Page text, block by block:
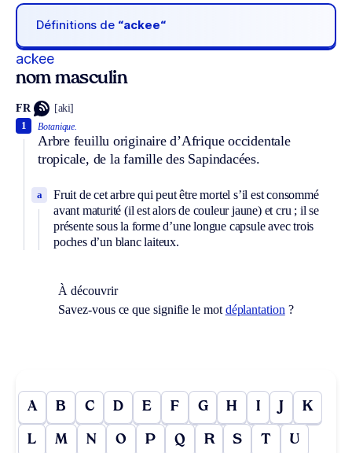
Définitions de “ackee“
ackee
nom masculin
FR [aki]
Botanique.
Arbre feuillu originaire d’Afrique occidentale
tropicale, de la famille des Sapindacées.
1
Fruit de cet arbre qui peut être mortel s’il est consommé
avant maturité (il est alors de couleur jaune) et cru ; il se
présente sous la forme d’une longue capsule avec trois
poches d’un blanc laiteux.
a
À découvrir
Savez-vous ce que signifie le mot déplantation ?
A B C D E F G H I J K
L M N O P Q R S T U